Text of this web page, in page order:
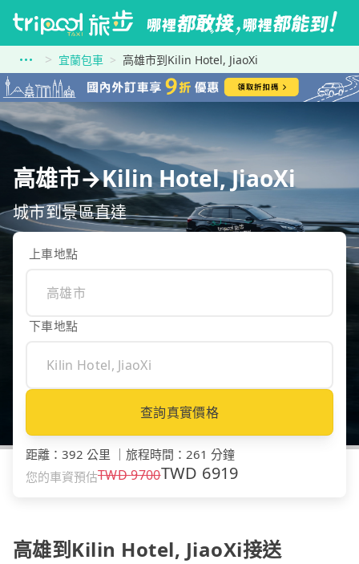
宜蘭包車 高雄市到Kilin Hotel, JiaoXi
高雄市→Kilin Hotel, JiaoXi
城市到景區直達
上車地點
下車地點
查詢真實價格
距離 ： 392 公里 旅程時間 ： 261 分鐘
您的車資預估TWD9700TWD 6919
高雄到Kilin Hotel, JiaoXi接送